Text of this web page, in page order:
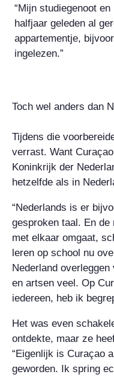
“Mijn studiegenoot
halfjaar geleden al
appartementje,
ingelezen.”
Toch wel anders dan
Tijdens die
verrast. Want
Koninkrijk der
hetzelfde als in
“Nederlands is er
gesproken taal. En de
met elkaar omgaat,
leren op school nu
Nederland
en artsen veel. Op
iedereen, heb ik
Het was even
ontdekte, maar ze
“Eigenlijk is Curaçao
geworden. Ik spring